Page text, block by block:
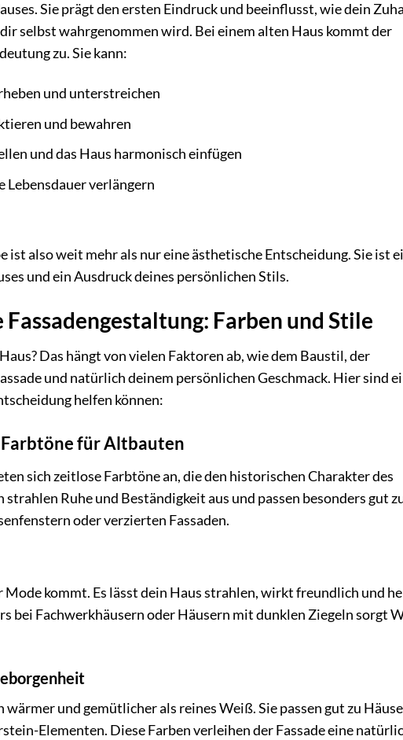
Sie prägt den ersten Eindruck und beeinflusst, wie dein
selbst wahrgenommen wird. Bei einem alten Haus kommt der
zu. Sie kann:
und unterstreichen
und bewahren
und das Haus harmonisch einfügen
Lebensdauer verlängern
ist also weit mehr als nur eine ästhetische Entscheidung. Sie ist
und ein Ausdruck deines persönlichen Stils.
Farben und Stile
Das hängt von vielen Faktoren ab, wie dem Baustil, der
und natürlich deinem persönlichen Geschmack. Hier sind
helfen können:
Farbtöne für Altbauten
sich zeitlose Farbtöne an, die den historischen Charakter des
Ruhe und Beständigkeit aus und passen besonders gut
oder verzierten Fassaden.
Mode kommt. Es lässt dein Haus strahlen, wirkt freundlich und
bei Fachwerkhäusern oder Häusern mit dunklen Ziegeln sorgt
und gemütlicher als reines Weiß. Sie passen gut zu
Elementen. Diese Farben verleihen der Fassade eine